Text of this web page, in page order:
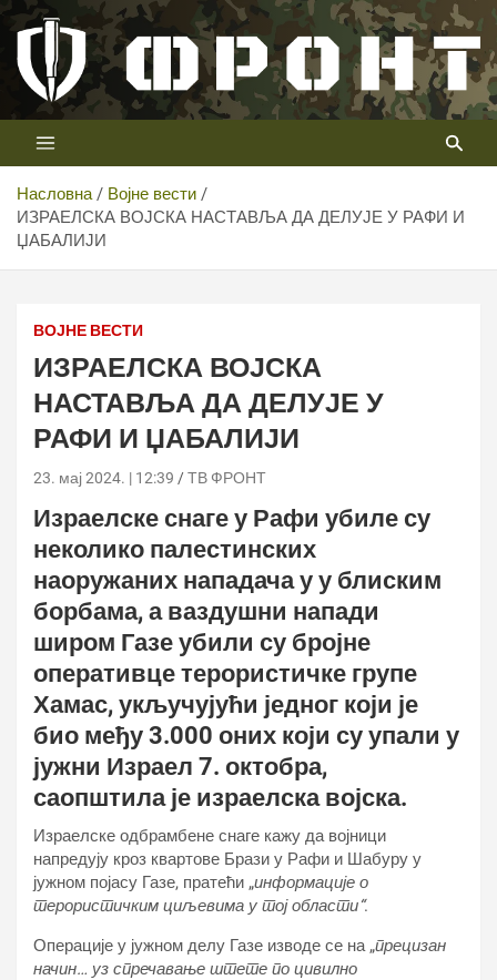
Скип
цонтент
Телевизија ФРОНТ
Први војни канал у Србији
Насловна
Војне вести
ИЗРАЕЛСКА ВОЈСКА НАСТАВЉА ДА ДЕЛУЈЕ У РАФИ И
ЏАБАЛИЈИ
ВОЈНЕ ВЕСТИ
ИЗРАЕЛСКА ВОЈСКА
НАСТАВЉА ДА ДЕЛУЈЕ У
РАФИ И ЏАБАЛИЈИ
23. мај 2024. | 12:39 ТВ ФРОНТ
Израелске снаге у Рафи убиле су
неколико палестинских
наоружаних нападача у у блиским
борбама, а ваздушни напади
широм Газе убили су бројне
оперативце терористичке групе
Хамас, укључујући једног који је
био међу 3.000 оних који су упали у
јужни Израел 7. октобра,
саопштила је израелска војска.
Израелске одбрамбене снаге кажу да војници
напредују кроз квартове Брази у Рафи и Шабуру у
јужном појасу Газе, пратећи „информације о
терористичким циљевима у тој области“.
Операције у јужном делу Газе изводе се на „прецизан
начин… уз спречавање штете по цивилно